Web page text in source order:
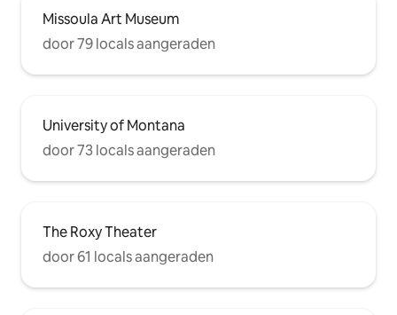
Missoula Art Museum
door 79 locals aangeraden
University of Montana
door 73 locals aangeraden
The Roxy Theater
door 61 locals aangeraden